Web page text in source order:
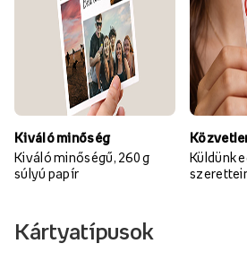
Kiváló minőség
Kiváló minőségű, 260 g
súlyú papír
Küldünk
Kártyatípusok